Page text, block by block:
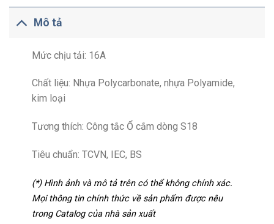
Mô tả
Mức chịu tải: 16A
Chất liệu: Nhựa Polycarbonate, nhựa Polyamide,
kim loại
Tương thích: Công tắc Ổ cắm dòng S18
Tiêu chuẩn: TCVN, IEC, BS
(*) Hình ảnh và mô tả trên có thể không chính xác.
Mọi thông tin chính thức về sản phẩm được nêu
trong Catalog của nhà sản xuất